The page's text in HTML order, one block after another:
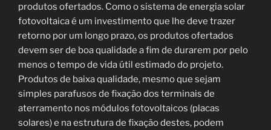
produtos ofertados. Como o sistema de energia solar
fotovoltaica é um investimento que lhe deve trazer
retorno por um longo prazo, os produtos ofertados
devem ser de boa qualidade a fim de durarem por pelo
menos o tempo de vida útil estimado do projeto.
Produtos de baixa qualidade, mesmo que sejam
simples parafusos de fixação dos terminais de
aterramento nos módulos fotovoltaicos (placas
solares) e na estrutura de fixação destes, podem